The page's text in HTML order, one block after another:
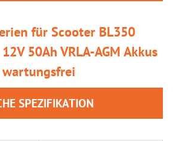
für Scooter BL350
50Ah VRLA-AGM Akkus
SPEZIFIKATION